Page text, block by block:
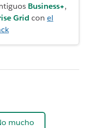
Business+,
Grid con el
mucho